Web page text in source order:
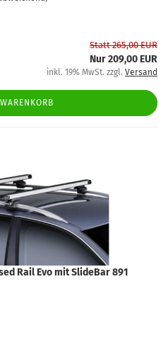
Statt 265,00 EUR
Nur 209,00 EUR
inkl. 19% MwSt. zzgl. Versand
Rail Evo mit SlideBar 891